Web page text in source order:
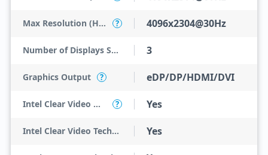
Max Resolution (HDMI) ? 4096x2304@30Hz
Number of Displays Supported 3
Graphics Output ? eDP/DP/HDMI/DVI
Intel Clear Video HD Technology ? Yes
Intel Clear Video Technology Yes